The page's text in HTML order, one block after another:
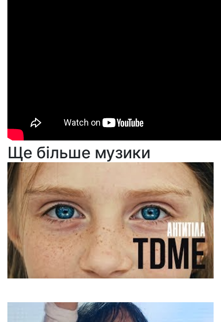
Ще більше музики